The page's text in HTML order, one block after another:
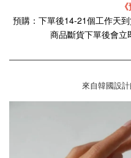
預購：下單後14-21個工作天
商品斷貨下單後會立
來自韓國設